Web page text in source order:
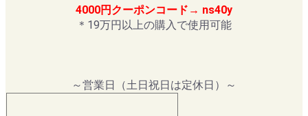
4000円クーポンコード→ ns40y
＊19万円以上の購入で使用可能
～営業日（土日祝日は定休日）～